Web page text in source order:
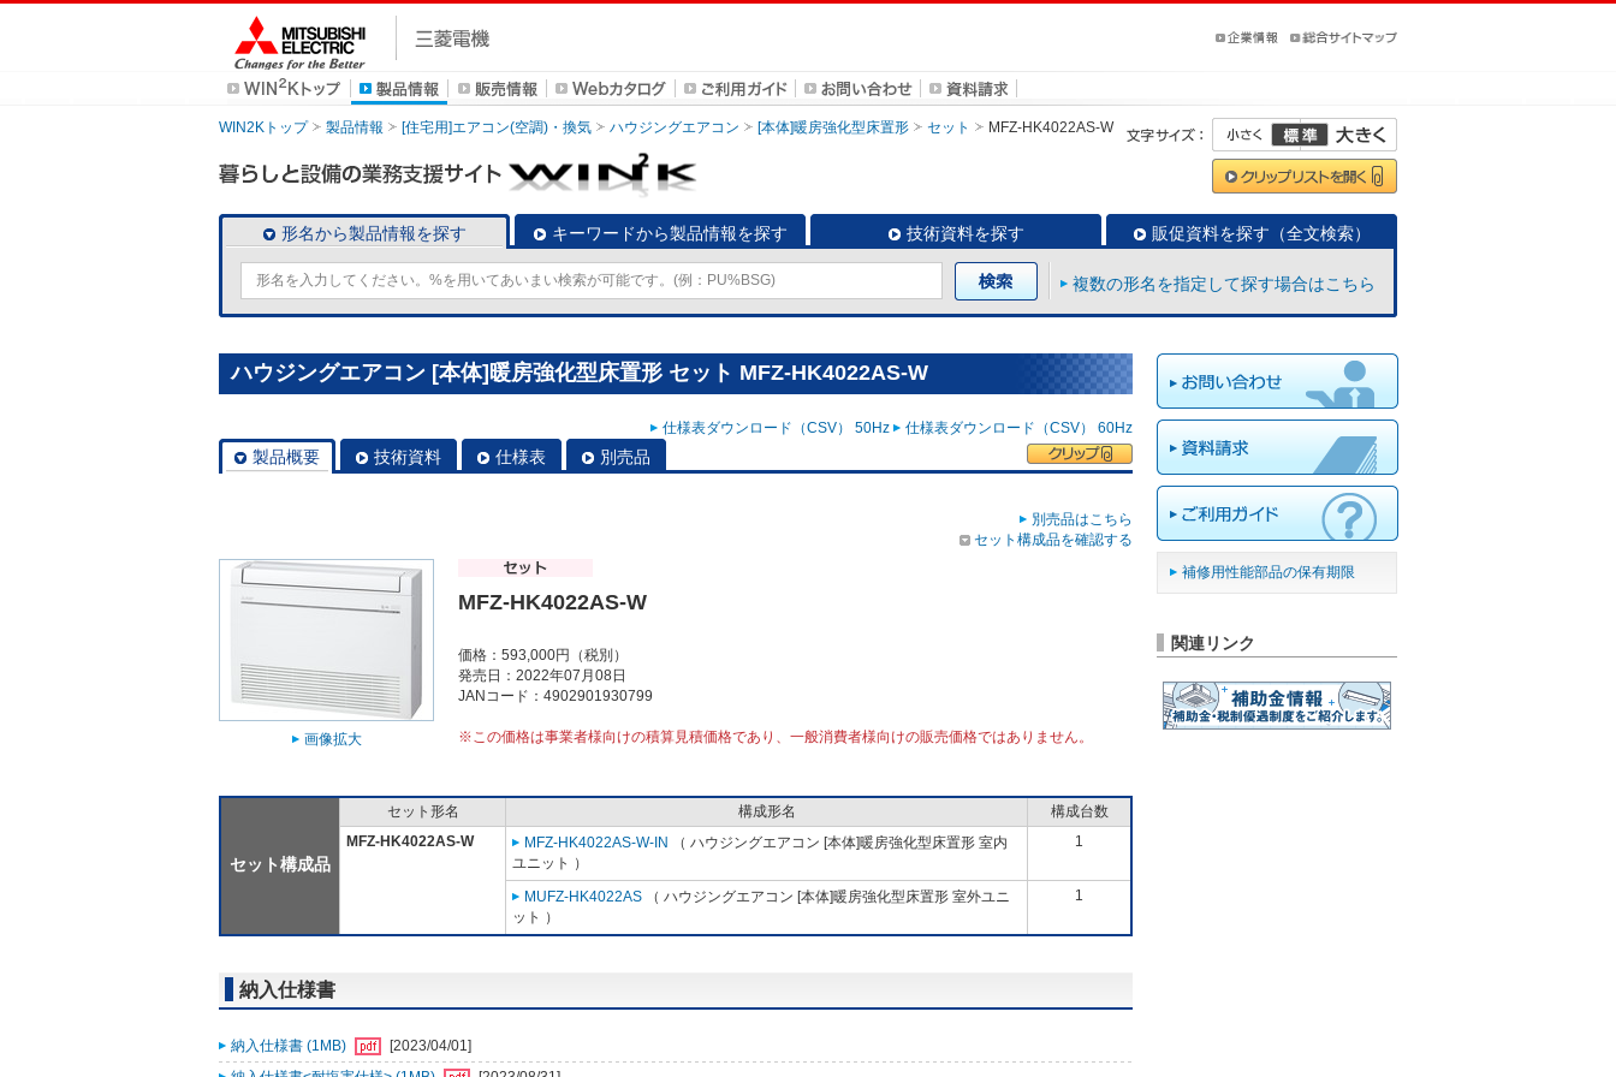
WIN2Kトップ 製品情報 [住宅用]エアコン(空調)・換気 ハウジングエアコン [本体]暖房強化型床置形 セット MFZ-HK4022AS-W
形名から製品情報を探す キーワードから製品情報を探す 技術資料を探す 販促資料を探す（全文検索）
複数の形名を指定して探す場合はこちら
ハウジングエアコン [本体]暖房強化型床置形 セット MFZ-HK4022AS-W
仕様表ダウンロード（CSV） 50Hz 仕様表ダウンロード（CSV） 60Hz
製品概要 技術資料 仕様表 別売品
別売品はこちら
セット構成品を確認する
画像拡大
MFZ-HK4022AS-W
価格：593,000円（税別）
発売日：2022年07月08日
JANコード：4902901930799
※この価格は事業者様向けの積算見積価格であり、一般消費者様向けの販売価格ではありません。
セット構成品
セット形名 構成形名
構成台数
MFZ-HK4022AS-W
MFZ-HK4022AS-W-IN
（ ハウジングエアコン [本体]暖房強化型床置形 室内
ユニット ）
1
MUFZ-HK4022AS （ ハウジングエアコン [本体]暖房強化型床置形 室外ユニ
ット ）
1
納入仕様書
納入仕様書 (1MB)
[2023/04/01]
補修用性能部品の保有期限
関連リンク